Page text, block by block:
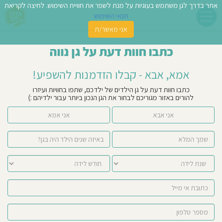
כתבו חוות דעת על גן נווה
אמא, אבא - קבלו הזדמנות להשפיע!
כתבו חוות דעת על גן הילדים של ילדכם, שתפו בחוויות ועיזרו
להורים באזור מגוריכם לבחור את הגן הנכון ביותר עבור ילדיהם :)
אני אמא אני אבא
אתר בדרך לגן משתמש בעוגיות על מנת לשפר את חוויית השימוש. לחיצה לקריאת
תנאי השימוש
אני מאשר/ת